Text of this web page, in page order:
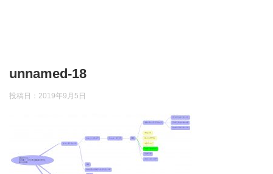
unnamed-18
投稿日： 2019年9月5日